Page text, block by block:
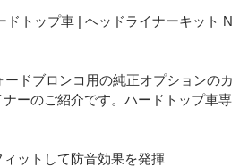
ドトップ車 | ヘッドライナーキット N
ードブロンコ用の純正オプションのカ
ーのご紹介です。ハードトップ車専
ィットして防音効果を発揮